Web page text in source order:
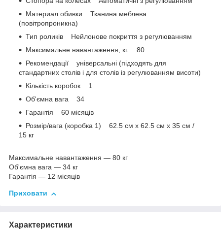
Материал обивки Тканина меблева
(повітропроникна)
Тип роликів Нейлонове покриття з регулюванням
Максимальне навантаження, кг. 80
Рекомендації універсальні (підходять для
стандартних столів і для столів із регулюванням висоти)
Кількість коробок 1
Об'ємна вага 34
Гарантія 60 місяців
Розмір/вага (коробка 1) 62.5 см х 62.5 см х 35 см /
15 кг
Максимальне навантаження — 80 кг
Об'ємна вага — 34 кг
Гарантія — 12 місяців
Приховати
Характеристики